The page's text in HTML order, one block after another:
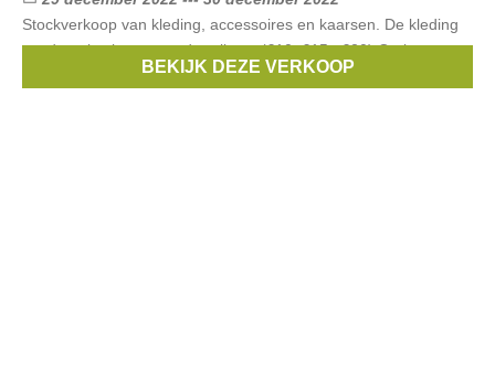
Stockverkoop van kleding, accessoires en kaarsen. De kleding
wordt verkocht aan ronde prijzen. (€10, €15 , €20) Op kaarsen
van Stella & Edith Candles krijg je 50% korting vanaf 2 stuks.
BEKIJK DEZE VERKOOP